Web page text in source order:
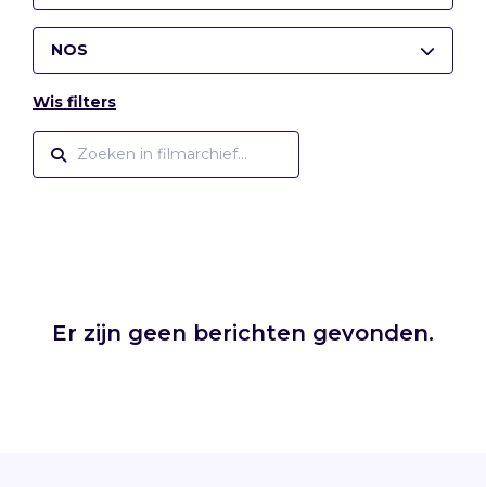
NOS
Wis filters
Er zijn geen berichten gevonden.